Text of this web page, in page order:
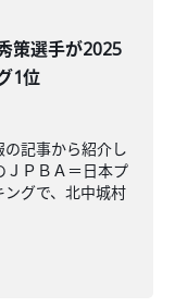
策選手が2025
1位
記事から紹介し
ＪＰＢＡ＝日本プ
グで、北中城村